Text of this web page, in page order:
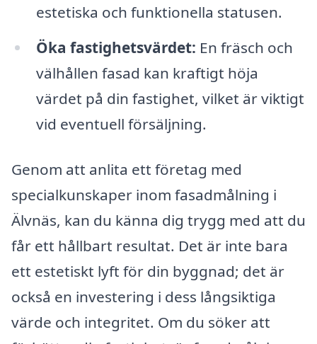
estetiska och funktionella statusen.
Öka fastighetsvärdet: En fräsch och
välhållen fasad kan kraftigt höja
värdet på din fastighet, vilket är viktigt
vid eventuell försäljning.
Genom att anlita ett företag med
specialkunskaper inom fasadmålning i
Älvnäs, kan du känna dig trygg med att du
får ett hållbart resultat. Det är inte bara
ett estetiskt lyft för din byggnad; det är
också en investering i dess långsiktiga
värde och integritet. Om du söker att